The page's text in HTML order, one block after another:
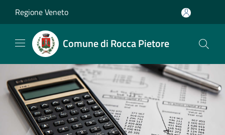
Regione Veneto
Comune di Rocca Pietore